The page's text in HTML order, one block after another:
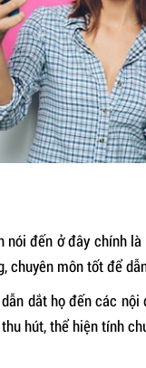
nói đến ở đây chính
chuyên môn tốt để
dắt họ đến các
hút, thể hiện tính